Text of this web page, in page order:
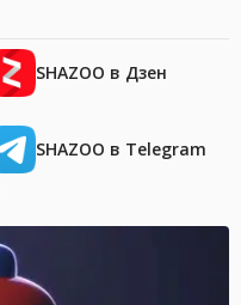
SHAZOO в Дзен
SHAZOO в Telegram